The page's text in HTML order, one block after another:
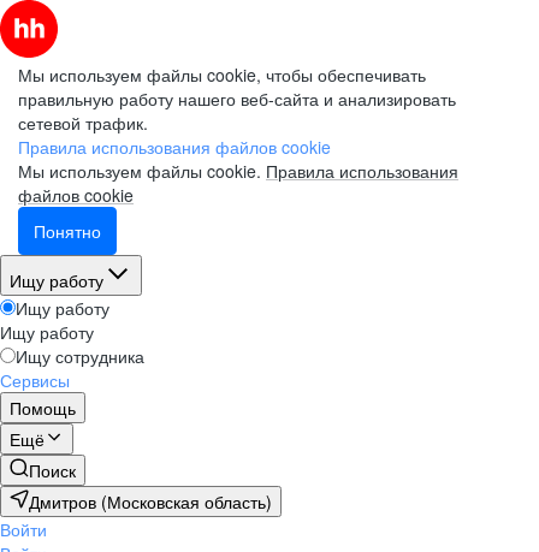
Мы используем файлы cookie, чтобы обеспечивать
правильную работу нашего веб-сайта и анализировать
сетевой трафик.
Правила использования файлов cookie
Мы используем файлы cookie. Правила использования
файлов cookie
Понятно
Ищу работу
Ищу работу
Ищу работу
Ищу сотрудника
Сервисы
Помощь
Ещё
Поиск
Дмитров (Московская область)
Войти